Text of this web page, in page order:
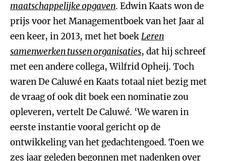
maatschappelijke opgaven. Edwin Kaats won de
prijs voor het Managementboek van het Jaar al
een keer, in 2013, met het boekLeren
samenwerken tussen organisaties, dat hij schreef
met een andere collega, Wilfrid Opheij. Toch
waren De Caluwé en Kaats totaal niet bezig met
de vraag of ook dit boek een nominatie zou
opleveren, vertelt De Caluwé. ‘We waren in
eerste instantie vooral gericht op de
ontwikkeling van het gedachtengoed. Toen we
zes jaar geleden begonnen met nadenken over